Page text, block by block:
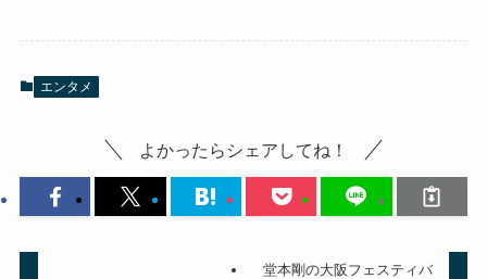
エンタメ
よかったらシェアしてね！
堂本剛の大阪フェスティバ